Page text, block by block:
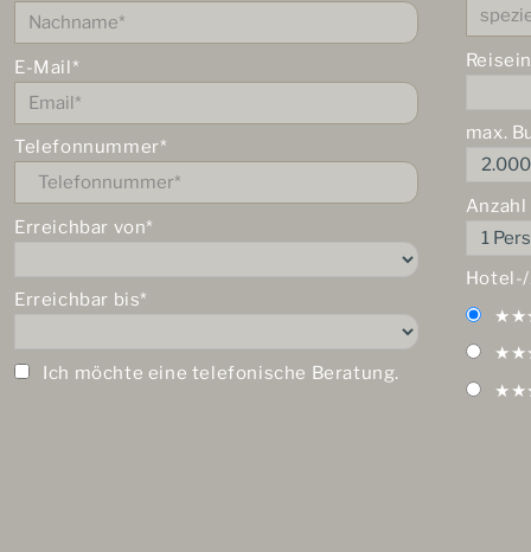
E-Mail*
Telefonnummer*
Erreichbar von*
Erreichbar bis*
Ich möchte eine telefonische Beratung.
max.